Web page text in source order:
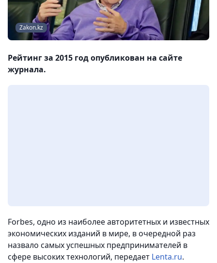
Zakon.kz
Рейтинг за 2015 год опубликован на сайте
журнала.
Forbes, одно из наиболее авторитетных и известных
экономических изданий в мире, в очередной раз
назвало самых успешных предпринимателей в
сфере высоких технологий, передает Lenta.ru.